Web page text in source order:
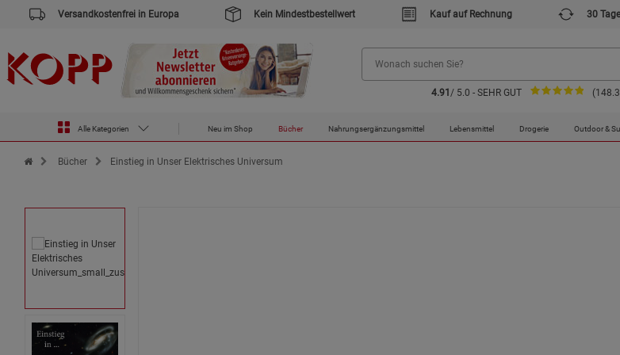
Versandkostenfrei in Europa Kein Mindestbestellwert Kauf auf Rechnung 30
4.91 / 5.0 - SEHR GUT
Alle Kategorien Neu im Shop Bücher Nahrungsergänzungsmittel Lebensmittel Drogerie Outdoor &
Zur Startseite des Kopp Verlag Online-Shop
Bücher Einstieg in Unser Elektrisches Universum